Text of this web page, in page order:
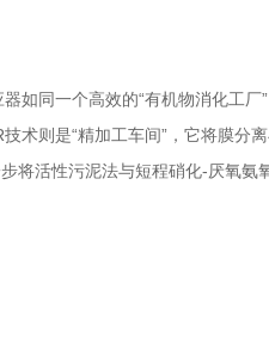
如同一个高效的“有机物消化工
术则是“精加工车间”，它将膜
活性污泥法与短程硝化-厌氧